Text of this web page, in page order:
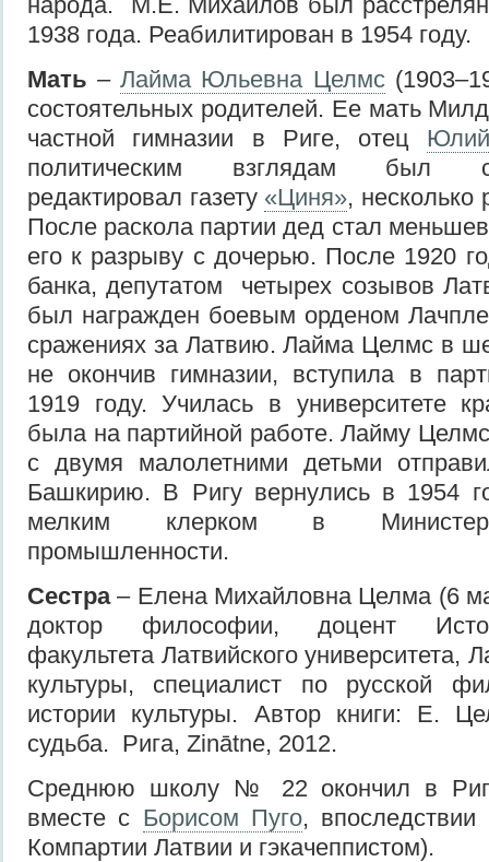
1938 года. Реабилитирован в 1954 году.
Мать –Лайма Юльевна Целмс
состоятельных родителей. Ее мать
частной гимназии в Риге, отец
политическим взглядам был
редактировал газету «Циня», несколько
После раскола партии дед стал
его к разрыву с дочерью. После 1920
банка, депутатом четырех созывов
был награжден боевым орденом
сражениях за Латвию. Лайма Целмс в
не окончив гимназии, вступила в
1919 году. Училась в университете
была на партийной работе. Лайму
с двумя малолетними детьми
Башкирию. В Ригу вернулись в 1954
мелким клерком в
промышленности.
Сестра– Елена Михайловна Целма (6
доктор философии, доцент
факультета Латвийского университета,
культуры, специалист по русской
истории культуры. Автор книги: Е.
судьба. Рига, Zinātne, 2012.
Среднюю школу № 22 окончил в
вместе с Борисом Пуго,
Компартии Латвии и гэкачеппистом).